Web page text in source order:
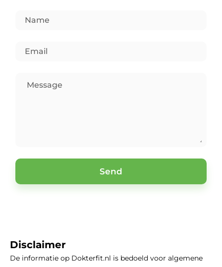
Send
Disclaimer
De informatie op Dokterfit.nl is bedoeld voor algemene